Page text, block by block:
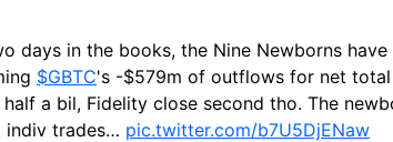
days in the books, the Nine Newborns
$GBTC's -$579m of outflows for net
a bil, Fidelity close second tho. The
indiv trades… pic.twitter.com/b7U5DjENaw